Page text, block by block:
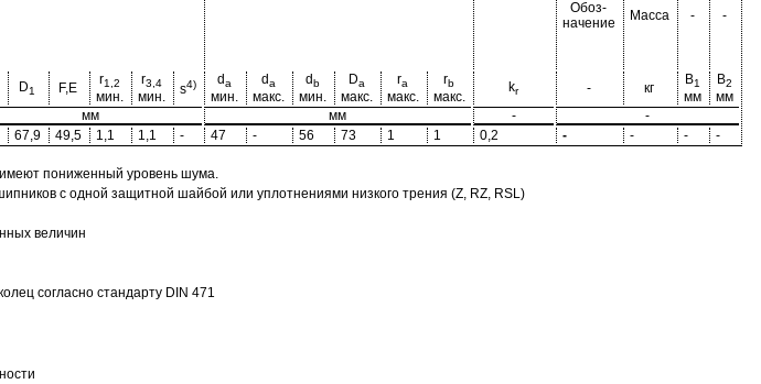
Обоз-
начение
Масса - -
D1 F,E
r1,2
мин.
r3,4
мин.
s4) da
мин.
da
макс.
d b
мин.
Da
макс.
ra
макс.
rb
макс.
kr - кг
B1
мм
B2
мм
мм мм -
-
67,9 49,5 1,1 1,1 - 47 - 56 73 1 1 0,2 - - - -
пониженный уровень шума.
с одной защитной шайбой или уплотнениями низкого трения (Z, RZ, RSL)
величин
согласно стандарту DIN 471